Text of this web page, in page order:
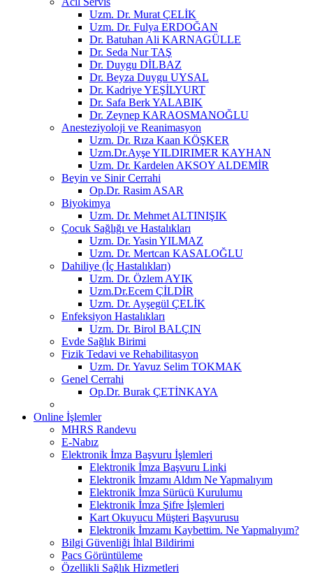
Uzm. Dr. Murat ÇELİK
Uzm. Dr. Fulya ERDOĞAN
Dr. Batuhan Ali KARNAGÜLLE
Dr. Seda Nur TAŞ
Dr. Duygu DİLBAZ
Dr. Beyza Duygu UYSAL
Dr. Kadriye YEŞİLYURT
Dr. Safa Berk YALABIK
Dr. Zeynep KARAOSMANOĞLU
Anesteziyoloji ve Reanimasyon
Uzm. Dr. Rıza Kaan KÖŞKER
Uzm.Dr.Ayşe YILDIRIMER KAYHAN
Uzm. Dr. Kardelen AKSOY ALDEMİR
Beyin ve Sinir Cerrahi
Op.Dr. Rasim ASAR
Biyokimya
Uzm. Dr. Mehmet ALTINIŞIK
Çocuk Sağlığı ve Hastalıkları
Uzm. Dr. Yasin YILMAZ
Uzm. Dr. Mertcan KASALOĞLU
Dahiliye (İç Hastalıkları)
Uzm. Dr. Özlem AYIK
Uzm.Dr.Ecem ÇİLDİR
Uzm. Dr. Ayşegül ÇELİK
Enfeksiyon Hastalıkları
Uzm. Dr. Birol BALÇIN
Evde Sağlık Birimi
Fizik Tedavi ve Rehabilitasyon
Uzm. Dr. Yavuz Selim TOKMAK
Genel Cerrahi
Op.Dr. Burak ÇETİNKAYA
Online İşlemler
MHRS Randevu
E-Nabız
Elektronik İmza Başvuru İşlemleri
Elektronik İmza Başvuru Linki
Elektronik İmzamı Aldım Ne Yapmalıyım
Elektronik İmza Sürücü Kurulumu
Elektronik İmza Şifre İşlemleri
Kart Okuyucu Müşteri Başvurusu
Elektronik İmzamı Kaybettim. Ne Yapmalıyım?
Bilgi Güvenliği İhlal Bildirimi
Pacs Görüntüleme
Özellikli Sağlık Hizmetleri